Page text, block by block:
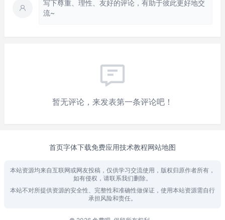
写下尊重、理性、友好的评论，有助于彼此更好地交
流~
暂无评论，来发表第一条评论吧！
首页字体下载免费应用技术教程网站地图
本站资源均来自互联网或网友投稿，仅供学习交流使用，版权归原作者所有，
如有侵权，请联系我们删除。
本站不对所提供资源的安全性、完整性和准确性做保证，使用本站资源需自行
承担风险和责任。